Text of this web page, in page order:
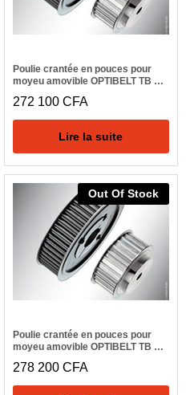
Poulie crantée en pouces pour
moyeu amovible OPTIBELT TB 48
272 100 CFA
Lire la suite
Out Of Stock
Poulie crantée en pouces pour
moyeu amovible OPTIBELT TB 44
278 200 CFA